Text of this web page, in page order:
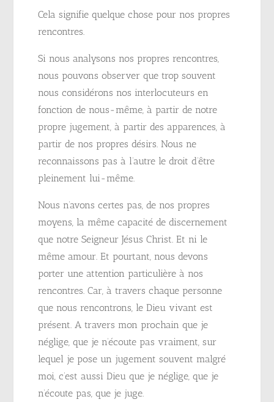
Cela signifie quelque chose pour nos propres
rencontres.
Si nous analysons nos propres rencontres,
nous pouvons observer que trop souvent
nous considérons nos interlocuteurs en
fonction de nous-même, à partir de notre
propre jugement, à partir des apparences, à
partir de nos propres désirs. Nous ne
reconnaissons pas à l’autre le droit d’être
pleinement lui-même.
Nous n’avons certes pas, de nos propres
moyens, la même capacité de discernement
que notre Seigneur Jésus Christ. Et ni le
même amour. Et pourtant, nous devons
porter une attention particulière à nos
rencontres. Car, à travers chaque personne
que nous rencontrons, le Dieu vivant est
présent. A travers mon prochain que je
néglige, que je n’écoute pas vraiment, sur
lequel je pose un jugement souvent malgré
moi, c’est aussi Dieu que je néglige, que je
n’écoute pas, que je juge.